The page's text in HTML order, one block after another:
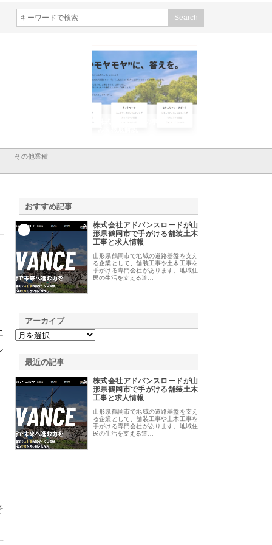
株式会社ＣＳＡの事業内容と強
その他業種
おすすめ記事
株式会社アドバンスロードが山
形県鶴岡市で手がける舗装土木
工事と求人情報
山形県鶴岡市で地域の道路基盤を支え
る企業として、舗装工事や土木工事を
手がける専門会社があります。地域住
民の生活を支える道…
アーカイブ
最近の記事
株式会社アドバンスロードが山
形県鶴岡市で手がける舗装土木
工事と求人情報
山形県鶴岡市で地域の道路基盤を支え
る企業として、舗装工事や土木工事を
手がける専門会社があります。地域住
民の生活を支える道…